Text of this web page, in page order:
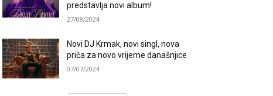
predstavlja novi album!
27/08/2024
Novi DJ Krmak, novi singl, nova
priča za novo vrijeme današnjice
07/07/2024